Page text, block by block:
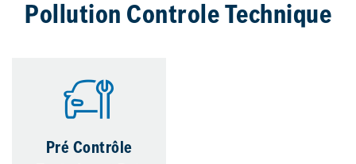
Pollution Controle Technique
Pré Contrôle